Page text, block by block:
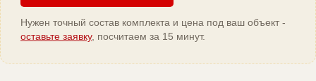
Нужен точный состав комплекта и цена под ваш объект -
оставьте заявку, посчитаем за 15 минут.